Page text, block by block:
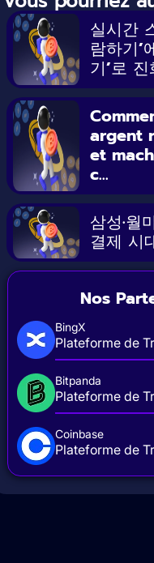
실시간
람하기’
기’로
argent
et
c...
삼성·월
결제 시
Nos
BingX
Plateforme de
Bitpanda
Plateforme de
Coinbase
Plateforme de